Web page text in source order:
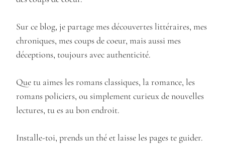
Sur ce blog, je partage mes découvertes littéraires, mes
chroniques, mes coups de coeur, mais aussi mes
déceptions, toujours avec authenticité.
Que tu aimes les romans classiques, la romance, les
romans policiers, ou simplement curieux de nouvelles
lectures, tu es au bon endroit.
Installe-toi, prends un thé et laisse les pages te guider.